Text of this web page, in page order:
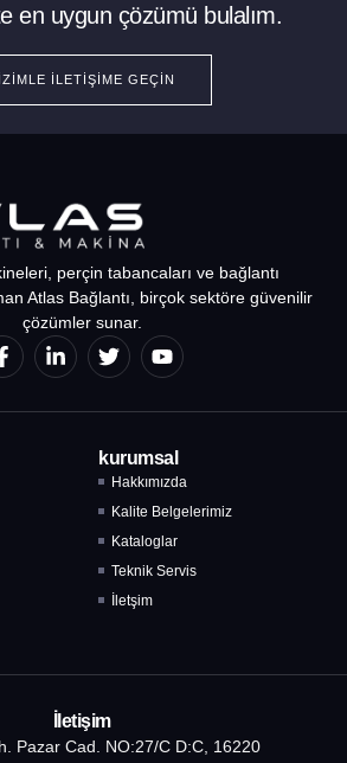
en uygun çözümü bulalım.
İLETIŞIME GEÇIN
perçin tabancaları ve bağlantı
Atlas Bağlantı, birçok sektöre güvenilir
çözümler sunar.
kurumsal
Hakkımızda
Kalite Belgelerimiz
Kataloglar
Teknik Servis
İletşim
İletişim
Pazar Cad. NO:27/C D:C, 16220